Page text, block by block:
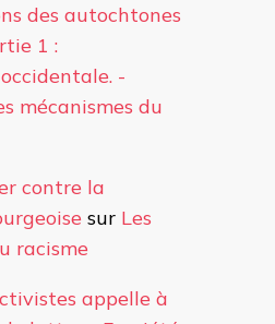
des autochtones
1 :
-
mécanismes du
contre la
sur Les
racisme
appelle à